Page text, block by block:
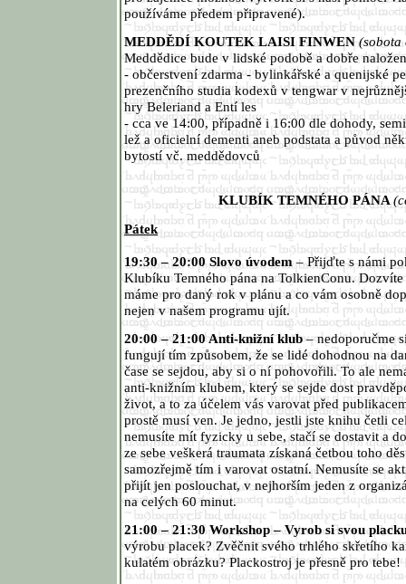
používáme předem připravené).
MEDDĚDÍ KOUTEK LAISI FINWEN(sobota
Meddědice bude v lidské podobě a dobře
- občerstvení zdarma - bylinkářské a quenijské
prezenčního studia kodexů v tengwar v
hry Beleriand a Entí les
- cca ve 14:00, případně i 16:00 dle dohody,
lež a oficielní dementi aneb podstata a původ
bytostí vč. meddědovců
KLUBÍK TEMNÉHO PÁNA
Pátek
19:30 – 20:00 Slovo úvodem– Přijďte s námi
Klubíku Temného pána na TolkienConu.
máme pro daný rok v plánu a co vám osobně
nejen v našem programu ujít.
20:00 – 21:00 Anti-knižní klub– nedoporučme
fungují tím způsobem, že se lidé dohodnou na
čase se sejdou, aby si o ní pohovořili. To ale
anti-knižním klubem, který se sejde dost
život, a to za účelem vás varovat před
prostě musí ven. Je jedno, jestli jste knihu četli
nemusíte mít fyzicky u sebe, stačí se dostavit a
ze sebe veškerá traumata získaná četbou toho
samozřejmě tím i varovat ostatní. Nemusíte se
přijít jen poslouchat, v nejhorším jeden z
na celých 60 minut.
21:00 – 21:30 Workshop – Vyrob si svou
výrobu placek? Zvěčnit svého trhlého skřetího
kulatém obrázku? Plackostroj je přesně pro tebe!